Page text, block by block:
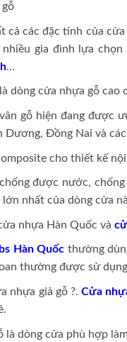
gỗ
cả các đặc tính của
gia đình lựa
…
là dòng cửa nhựa gỗ cao
gỗ hiện đang được
Dương, Đồng Nai và
cho thiết kế
được nước,
nhất của dòng cửa
nhựa Hàn Quốc và
Hàn Quốc thường
thường được sử
nhựa giả gỗ ?. Cửa
là dòng cửa phù hợp